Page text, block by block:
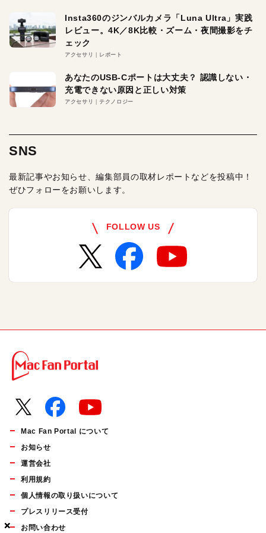
×
×
×
Insta360のジンバルカメラ「Luna Ultra」実践
レビュー。4K／8K比較・ズーム・夜間撮影をチ
ェック
アクセサリ レポート
あなたのUSB-Cポートは大丈夫？ 認識しない・
充電できない原因と正しい対策
アクセサリ テクノロジー
SNS
最新記事やお知らせ、編集部員の取材レポートなどを投稿中！
ぜひフォローをお願いします。
FOLLOW US
Mac Fan Portal について
お知らせ
運営会社
利用規約
個人情報の取り扱いについて
プレスリリース受付
お問い合わせ